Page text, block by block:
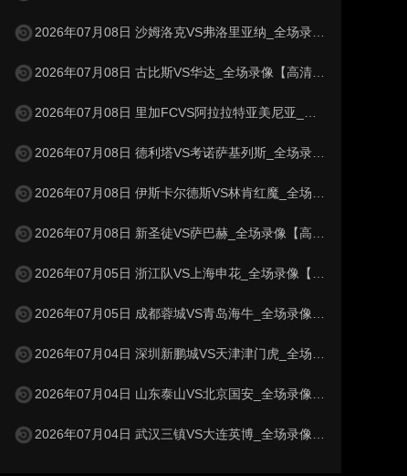
2026年07月08日 沙姆洛克VS弗洛里亚纳_全场录像【高清回放】
2026年07月08日 古比斯VS华达_全场录像【高清回放】
2026年07月08日 里加FCVS阿拉拉特亚美尼亚_全场录像【高清回放】
2026年07月08日 德利塔VS考诺萨基列斯_全场录像【高清回放】
2026年07月08日 伊斯卡尔德斯VS林肯红魔_全场录像【高清回放】
2026年07月08日 新圣徒VS萨巴赫_全场录像【高清回放】
2026年07月05日 浙江队VS上海申花_全场录像【高清回放】
2026年07月05日 成都蓉城VS青岛海牛_全场录像【高清回放】
2026年07月04日 深圳新鹏城VS天津津门虎_全场录像【高清回放】
2026年07月04日 山东泰山VS北京国安_全场录像【高清回放】
2026年07月04日 武汉三镇VS大连英博_全场录像【高清回放】